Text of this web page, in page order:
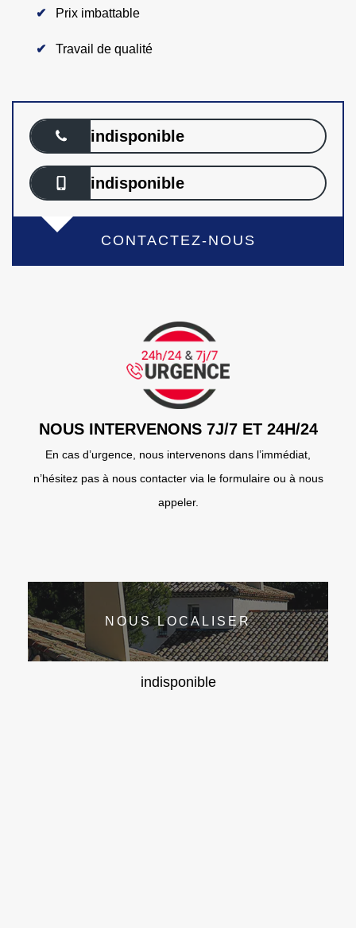
Prix imbattable
Travail de qualité
indisponible
indisponible
CONTACTEZ-NOUS
NOUS INTERVENONS 7J/7 ET 24H/24
En cas d’urgence, nous intervenons dans l’immédiat,
n’hésitez pas à nous contacter via le formulaire ou à nous
appeler.
NOUS LOCALISER
indisponible